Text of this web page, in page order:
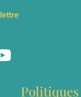
Politiques